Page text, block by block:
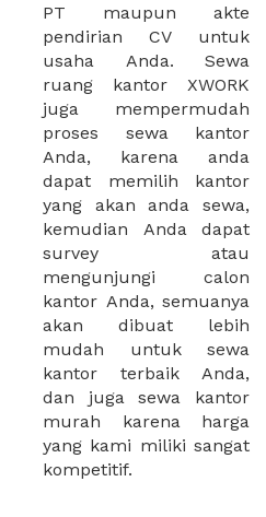
kompetitif.